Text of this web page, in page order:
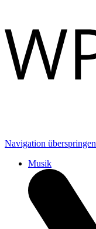
Navigation überspringen
Musik